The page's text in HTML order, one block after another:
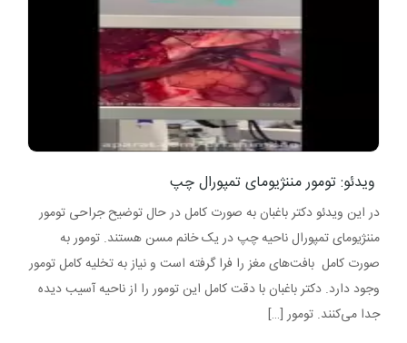
ویدئو: تومور مننژیومای تمپورال چپ
در این ویدئو دکتر باغبان به صورت کامل در حال توضیح جراحی تومور
مننژیومای تمپورال ناحیه چپ در یک خانم مسن هستند. تومور به
صورت کامل بافت‌های مغز را فرا گرفته است و نیاز به تخلیه کامل تومور
وجود دارد. دکتر باغبان با دقت کامل این تومور را از ناحیه آسیب دیده
جدا می‌کنند. تومور […]